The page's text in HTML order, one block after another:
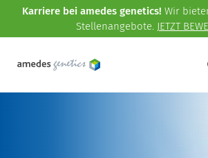
Karriere bei amedes genetics! Wir
Stellenangebote. JETZT